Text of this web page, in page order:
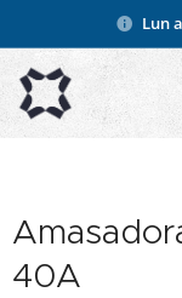
Lun
40A